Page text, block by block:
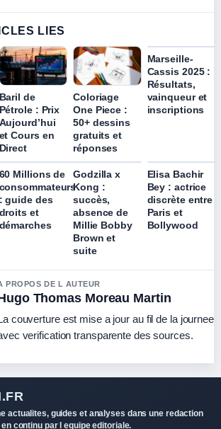
LIES
Baril de
Pétrole : Prix
Aujourd’hui
et Cours en
Direct
Coloriage
One Piece :
50+ dessins
gratuits et
réponses
Marseille-
Cassis 2025 :
Résultats,
vainqueur et
inscriptions
60 Millions de
consommateurs
: guide des
droits et
démarches
Godzilla x
Kong :
succès,
absence de
Millie Bobby
Brown et
suite
Elisa Bachir
Bey : actrice
discrète entre
Paris et
Bollywood
PROPOS DE L AUTEUR
Thomas Moreau Martin
couverture est mise a jour au fil de la journee
verification transparente des sources.
actualites, guides et analyses dans une redaction
continu par l equipe editoriale.